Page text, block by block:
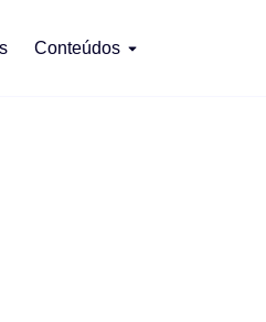
Conteúdos